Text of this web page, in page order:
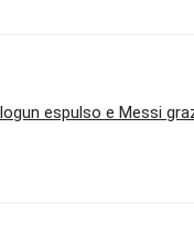
espulso e Messi